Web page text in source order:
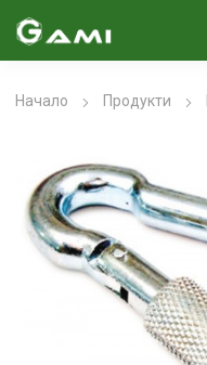
Начало Продукти